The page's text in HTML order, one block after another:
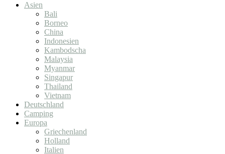
Asien
Bali
Borneo
China
Indonesien
Kambodscha
Malaysia
Myanmar
Singapur
Thailand
Vietnam
Deutschland
Camping
Europa
Griechenland
Holland
Italien